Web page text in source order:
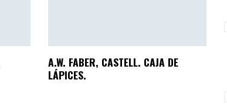
A.W. FABER, CASTELL. CAJA DE
LÁPICES.